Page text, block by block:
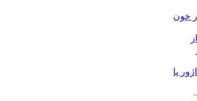
خون
پا